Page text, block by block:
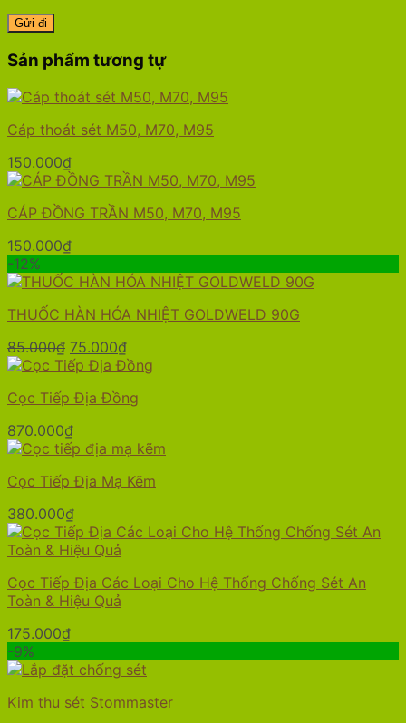
Sản phẩm tương tự
Cáp thoát sét M50, M70, M95
150.000₫
CÁP ĐỒNG TRẦN M50, M70, M95
150.000₫
-12%
THUỐC HÀN HÓA NHIỆT GOLDWELD 90G
85.000₫ Giá
gốc
85.000₫.
75.000₫Giá
hiện
là:
Cọc Tiếp Địa Đồng
870.000₫
Cọc Tiếp Địa Mạ Kẽm
380.000₫
Cọc Tiếp Địa Các Loại Cho Hệ Thống Chống Sét An
Toàn & Hiệu Quả
175.000₫
-9%
Kim thu sét Stommaster